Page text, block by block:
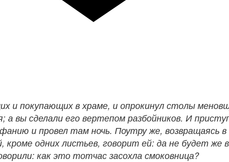
и покупающих в храме, и опрокинул столы
вы сделали его вертепом разбойников. И
и провел там ночь. Поутру же, возвращаясь в
кроме одних листьев, говорит ей: да не будет
как это тотчас засохла смоковница?